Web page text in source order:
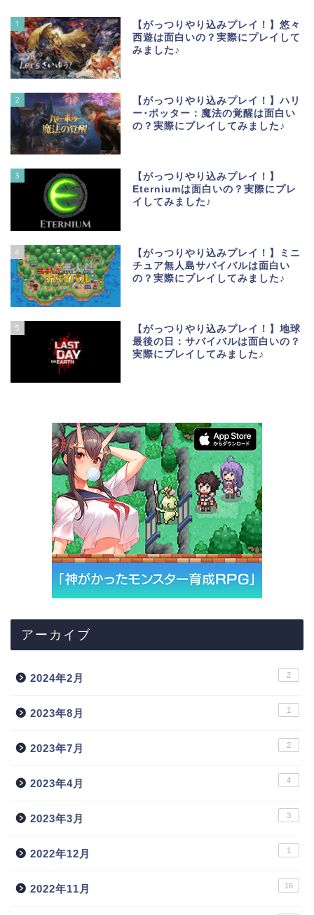
1
【がっつりやり込みプレイ！】悠々
西遊は面白いの？実際にプレイして
みました♪
2
【がっつりやり込みプレイ！】ハリ
ー･ポッター：魔法の覚醒は面白い
の？実際にプレイしてみました♪
3
【がっつりやり込みプレイ！】
Eterniumは面白いの？実際にプレ
イしてみました♪
4
【がっつりやり込みプレイ！】ミニ
チュア無人島サバイバルは面白い
の？実際にプレイしてみました♪
5
【がっつりやり込みプレイ！】地球
最後の日：サバイバルは面白いの？
実際にプレイしてみました♪
アーカイブ
2024年2月 2
2023年8月 1
2023年7月 2
2023年4月 4
2023年3月 3
2022年12月 1
2022年11月 16